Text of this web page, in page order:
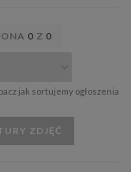
0 Z 0
jak sortujemy ogłoszenia
ZDJĘĆ